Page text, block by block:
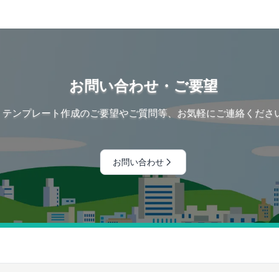
お問い合わせ・ご要望
テンプレート作成のご要望やご質問等、お気軽にご連絡くださ
お問い合わせ